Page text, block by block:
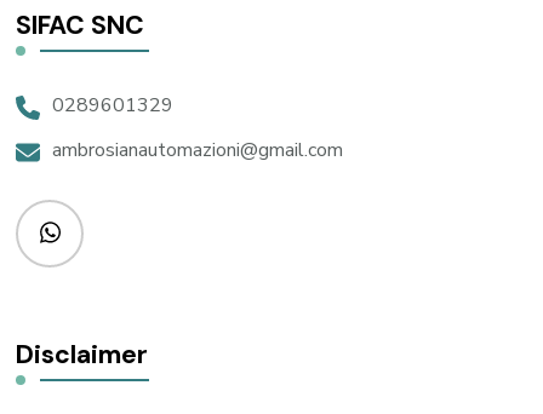
SIFAC SNC
0289601329
ambrosianautomazioni@gmail.com
Disclaimer